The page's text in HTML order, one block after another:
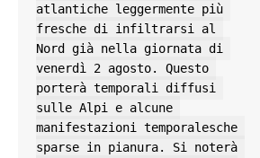
atlantiche leggermente più
fresche di infiltrarsi al
Nord già nella giornata di
venerdì 2 agosto. Questo
porterà temporali diffusi
sulle Alpi e alcune
manifestazioni temporalesche
sparse in pianura. Si noterà